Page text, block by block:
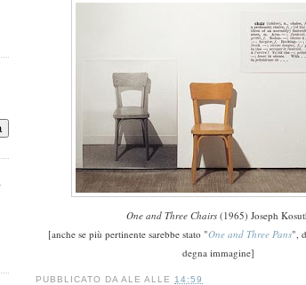
One and Three Chairs(1965) Joseph
[anche se più pertinente sarebbe stato "One and Three Pans",
degna immagine]
PUBBLICATO DAALE ALLE 14:59